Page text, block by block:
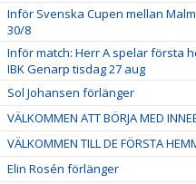
Inför Svenska Cupen mellan
30/8
Inför match: Herr A spelar första
IBK Genarp tisdag 27 aug
Sol Johansen förlänger
VÄLKOMMEN ATT BÖRJA MED
VÄLKOMMEN TILL DE FÖRSTA
Elin Rosén förlänger